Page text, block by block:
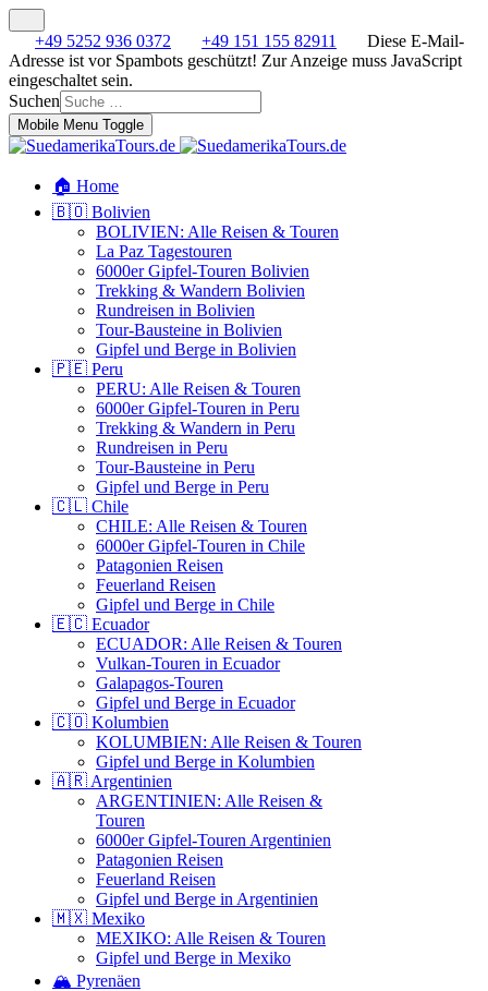
+49 5252 936 0372 +49 151 155 82911
Diese E-Mail-
Adresse ist vor Spambots geschützt! Zur Anzeige muss JavaScript
eingeschaltet sein.
Suchen
Mobile Menu Toggle
🏠 Home
🇧🇴 Bolivien
BOLIVIEN: Alle Reisen & Touren
La Paz Tagestouren
6000er Gipfel-Touren Bolivien
Trekking & Wandern Bolivien
Rundreisen in Bolivien
Tour-Bausteine in Bolivien
Gipfel und Berge in Bolivien
🇵🇪 Peru
PERU: Alle Reisen & Touren
6000er Gipfel-Touren in Peru
Trekking & Wandern in Peru
Rundreisen in Peru
Tour-Bausteine in Peru
Gipfel und Berge in Peru
🇨🇱 Chile
CHILE: Alle Reisen & Touren
6000er Gipfel-Touren in Chile
Patagonien Reisen
Feuerland Reisen
Gipfel und Berge in Chile
🇪🇨 Ecuador
ECUADOR: Alle Reisen & Touren
Vulkan-Touren in Ecuador
Galapagos-Touren
Gipfel und Berge in Ecuador
🇨🇴 Kolumbien
KOLUMBIEN: Alle Reisen & Touren
Gipfel und Berge in Kolumbien
🇦🇷 Argentinien
ARGENTINIEN: Alle Reisen &
Touren
6000er Gipfel-Touren Argentinien
Patagonien Reisen
Feuerland Reisen
Gipfel und Berge in Argentinien
🇲🇽 Mexiko
MEXIKO: Alle Reisen & Touren
Gipfel und Berge in Mexiko
🏔️ Pyrenäen